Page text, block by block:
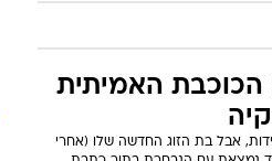
הכוכבת האמיתית
אבל בת הזוג החדשה שלו (אחרי